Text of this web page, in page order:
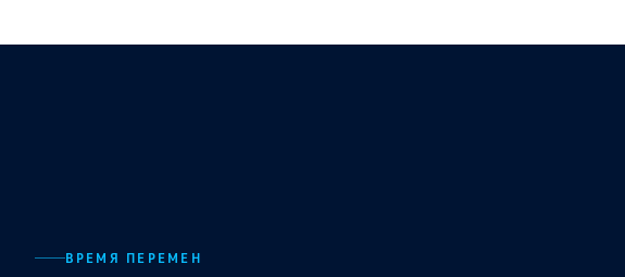
ВРЕМЯ ПЕРЕМЕН